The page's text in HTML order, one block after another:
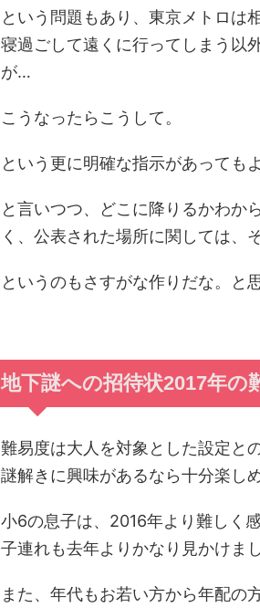
という問題もあり、東京メトロは
寝過ごして遠くに行ってしまう以
が…
こうなったらこうして。
という更に明確な指示があっても
と言いつつ、どこに降りるかわか
く、公表された場所に関しては、
というのもさすがな作りだな。と
地下謎への招待状2017年の
難易度は大人を対象とした設定と
謎解きに興味があるなら十分楽し
小6の息子は、2016年より難しく
子連れも去年よりかなり見かけまし
また、年代もお若い方から年配の